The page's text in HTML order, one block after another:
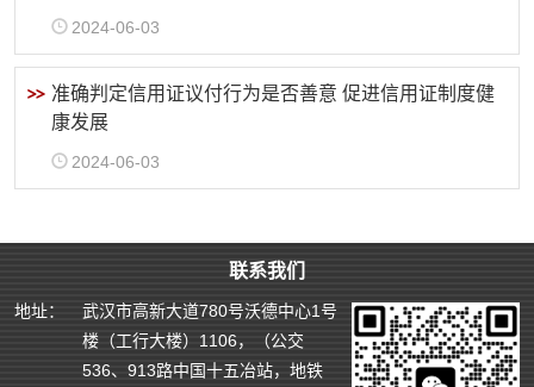
2024-06-03
准确判定信用证议付行为是否善意 促进信用证制度健
康发展
2024-06-03
联系我们
地址：
武汉市高新大道780号沃德中心1号
楼（工行大楼）1106，（公交
536、913路中国十五冶站，地铁